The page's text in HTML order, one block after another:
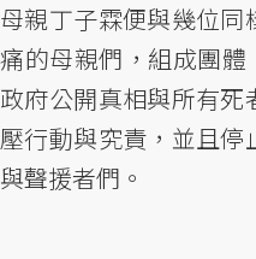
母親丁子霖便與幾位
痛的母親們，組成團體
政府公開真相與所有
壓行動與究責，並且
與聲援者們。